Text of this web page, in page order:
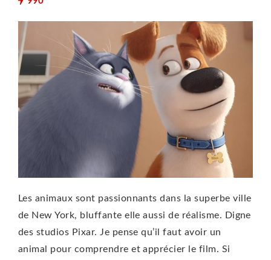
Les animaux sont passionnants dans la superbe ville
de New York, bluffante elle aussi de réalisme. Digne
des studios Pixar. Je pense qu’il faut avoir un
animal pour comprendre et apprécier le film. Si